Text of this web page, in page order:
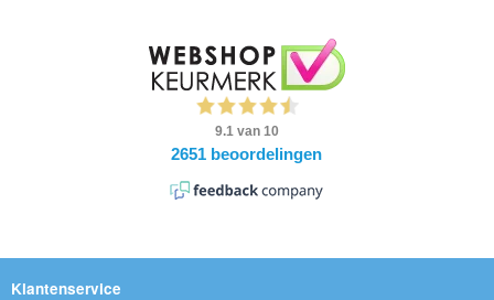
Klantenservice